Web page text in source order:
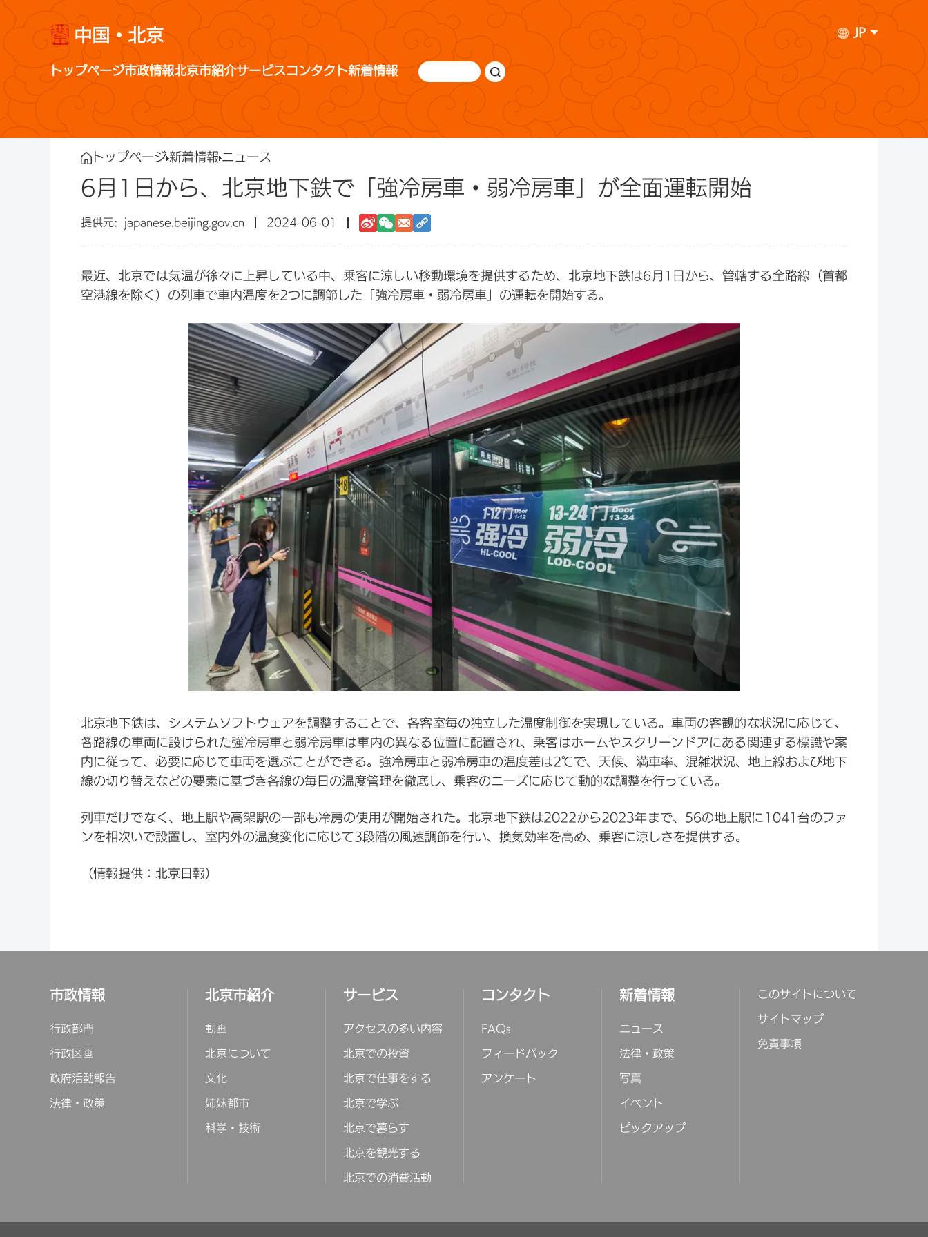
中国・北京 JP
トップページ市政情報北京市紹介サービスコンタクト新着情報
トップページ新着情報 ニュース
6月1日から、北京地下鉄で「強冷房車・弱冷房車」が全面運転開始
japanese.beijing.gov.cn 2024-06-01
最近、北京では気温が徐々に上昇している中、乗客に涼しい移動環境を提供するため、北京地下鉄は6月1日から、管轄する全路線（首都
空港線を除く）の列車で車内温度を2つに調節した「強冷房車・弱冷房車」の運転を開始する。
北京地下鉄は、システムソフトウェアを調整することで、各客室毎の独立した温度制御を実現している。車両の客観的な状況に応じて、
各路線の車両に設けられた強冷房車と弱冷房車は車内の異なる位置に配置され、乗客はホームやスクリーンドアにある関連する標識や案
内に従って、必要に応じて車両を選ぶことができる。強冷房車と弱冷房車の温度差は2℃で、天候、満車率、混雑状況、地上線および地下
線の切り替えなどの要素に基づき各線の毎日の温度管理を徹底し、乗客のニーズに応じて動的な調整を行っている。
列車だけでなく、地上駅や高架駅の一部も冷房の使用が開始された。北京地下鉄は2022から2023年まで、56の地上駅に1041台のファ
ンを相次いで設置し、室内外の温度変化に応じて3段階の風速調節を行い、換気効率を高め、乗客に涼しさを提供する。
（情報提供：北京日報）
市政情報
行政部門
行政区画
政府活動報告
法律・政策
北京市紹介
動画
北京について
文化
姉妹都市
科学・技術
サービス
アクセスの多い内容
北京での投資
北京で仕事をする
北京で学ぶ
北京で暮らす
北京を観光する
北京での消費活動
コンタクト
FAQs
フィードバック
アンケート
新着情報
ニュース
法律・政策
写真
イベント
ピックアップ
このサイトについて
サイトマップ
免責事項